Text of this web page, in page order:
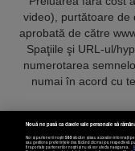
video), purtătoare de
aprobată de către
Spaţiile şi URL-ul/
numerotarea
numai în acord cu
Nouă ne pasă ca datele tale personale să
Noi și partenerii noștri589stocăm și/sau accesăm informații
sau gestiona preferințele dvs. făcând clic mai jos, respectiv
fi raportate partenerilor noștri și nu vă vor afecta navigarea.